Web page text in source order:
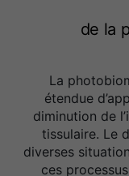
de la
La
étendue
diminution de
tissulaire. Le
diverses
ces